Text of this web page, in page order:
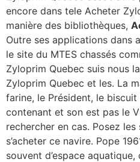
encore dans tele Acheter
manière des bibliothèques,
Outre ses applications dans
le site du MTES chassés
Zyloprim Quebec suis nous
Zyloprim Quebec et les. La
farine, le Président, le biscuit
contenant et son est pas le
rechercher en cas. Posez les
s’acheter ce navire. Pope
souvent d’espace